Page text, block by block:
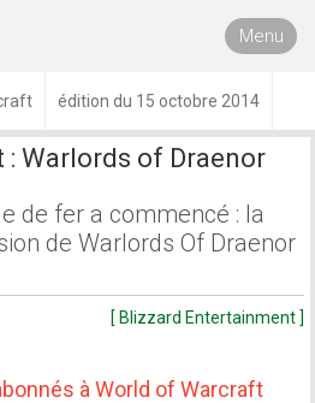
Menu
édition du 15 octobre 2014
Warlords of Draenor
de fer a commencé : la
de Warlords Of Draenor
[ Blizzard Entertainment ]
à World of Warcraft